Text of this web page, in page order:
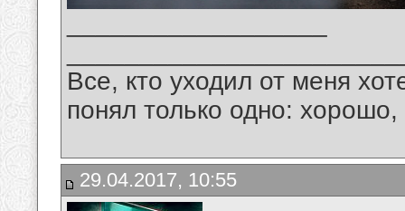
Все, кто уходил от меня
понял только одно:
29.04.2017, 10:55